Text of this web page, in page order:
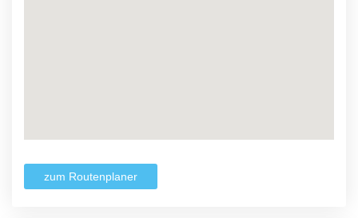
zum Routenplaner